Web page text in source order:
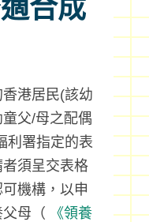
合成
港居民(該幼
父/母之配偶
利署指定的表
須呈交表格
機構，以申
母（
《領養